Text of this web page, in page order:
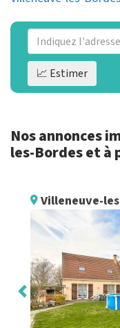
📈 Estimer
Nos annonces
les-Bordes et à
Villeneuve-